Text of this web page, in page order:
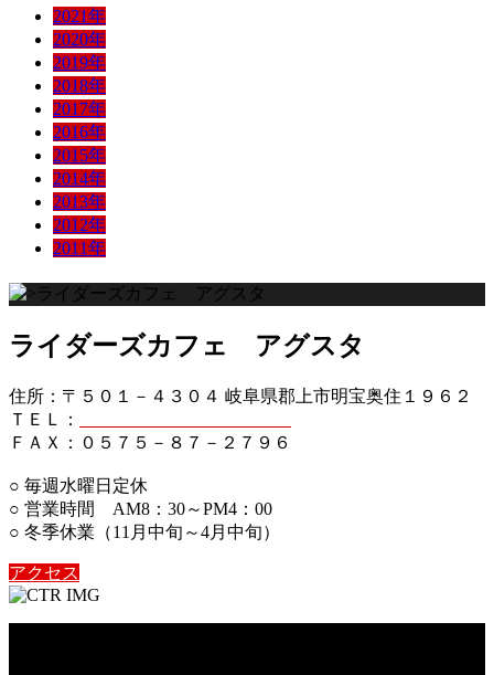
2021年
2020年
2019年
2018年
2017年
2016年
2015年
2014年
2013年
2012年
2011年
ライダーズカフェ アグスタ
住所：〒５０１－４３０４ 岐阜県郡上市明宝奥住１９６２
ＴＥＬ：
ＦＡＸ：０５７５－８７－２７９６
○ 毎週水曜日定休
○ 営業時間 AM8：30～PM4：00
○ 冬季休業（11月中旬～4月中旬）
アクセス